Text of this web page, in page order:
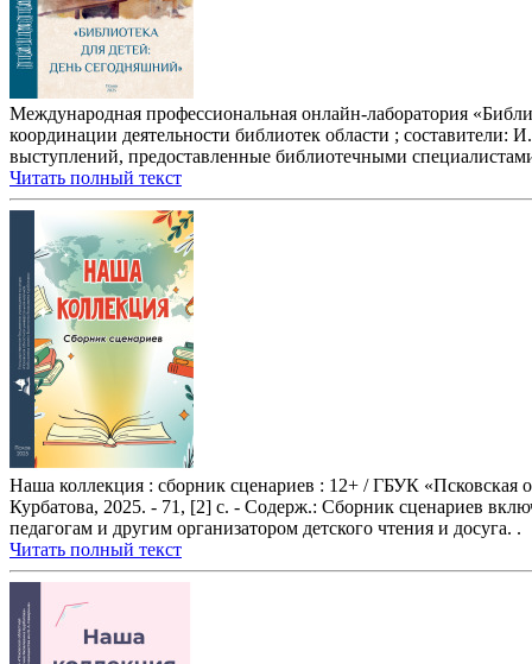
Международная профессиональная онлайн-лаборатория
координации деятельности библиотек области ;
выступлений, предоставленные библиотечными
Читать полный текст
Наша коллекция : сборник сценариев : 12+ / ГБУК
Курбатова, 2025. - 71, [2] с. - Содерж.: Сборник сценариев
педагогам и другим организатором детского чтения и досуга. .
Читать полный текст